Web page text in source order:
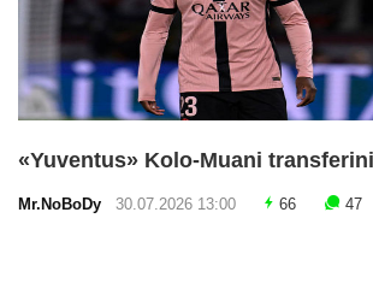
«Yuventus» Kolo-Muani
Mr.NoBoDy 30.07.2026 13:00 66 47